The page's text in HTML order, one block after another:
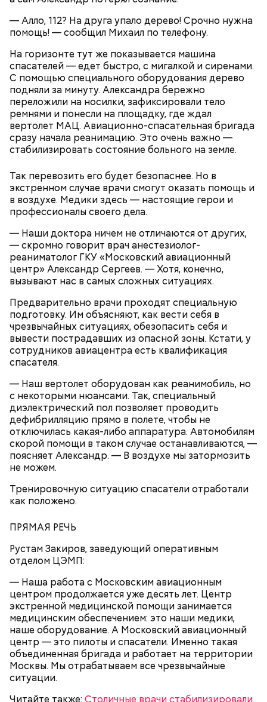
— Алло, 112? На друга упало дерево! Срочно нужна
помощь! — сообщил Михаил по телефону.
На горизонте тут же показывается машина
спасателей — едет быстро, с мигалкой и сиренами.
С помощью специального оборудования дерево
подняли за минуту. Александра бережно
переложили на носилки, зафиксировали тело
ремнями и понесли на площадку, где ждал
вертолет МАЦ. Авиационно-спасательная бригада
сразу начала реанимацию. Это очень важно —
стабилизировать состояние больного на земле.
Так перевозить его будет безопаснее. Но в
экстренном случае врачи смогут оказать помощь и
в воздухе. Медики здесь — настоящие герои и
профессионалы своего дела.
— Наши доктора ничем не отличаются от других,
— скромно говорит врач анестезиолог-
реаниматолог ГКУ «Московский авиационный
центр» Александр Сергеев. — Хотя, конечно,
вызывают нас в самых сложных ситуациях.
Предварительно врачи проходят специальную
подготовку. Им объясняют, как вести себя в
чрезвычайных ситуациях, обезопасить себя и
вывести пострадавших из опасной зоны. Кстати, у
сотрудников авиацентра есть квалификация
спасателя.
— Наш вертолет оборудован как реанимобиль, но
с некоторыми нюансами. Так, специальный
диэлектрический пол позволяет проводить
дефибрилляцию прямо в полете, чтобы не
отключилась какая-либо аппаратура. Автомобилям
скорой помощи в таком случае останавливаются, —
поясняет Александр. — В воздухе мы затормозить
не можем.
Тренировочную ситуацию спасатели отработали
как положено.
ПРЯМАЯ РЕЧЬ
Рустам Закиров, заведующий оперативным
отделом ЦЭМП:
— Наша работа с Московским авиационным
центром продолжается уже десять лет. Центр
экстренной медицинской помощи занимается
медицинским обеспечением: это наши медики,
наше оборудование. А Московский авиационный
центр — это пилоты и спасатели. Именно такая
объединенная бригада и работает на территории
Москвы. Мы отрабатываем все чрезвычайные
ситуации.
Читайте также: Столичные врачи стабилизировали
Читайте также:Фанерные щиты в виде
полицейских появились на пешеходных переходах
Москвы
программу реновации, транспортное развитие,
создание спортивных, социальных и коммерческих
объектов. В рамках форума показаны проекты,
которые не только предоставляют многочисленные
возможности для потенциального сотрудничества
с инвесторами, но и являются символами
градостроительного, промышленного и
инвестиционного развития города.
В Москве разворачивается крупнейшая программа
по реновации ветхих пятиэтажек, в которых
проживают более миллиона человек. Мы
обсуждаем также вопросы, связанные с
благоустройством, затрагиваем и темы здорового
города, посмотрим, как разные технологии влияют
на состояние горожан.
Продолжительность жизни
Время, проходящее от запроса до приезда скорой
помощи к пациенту, в Москве самое маленькое
среди всех городов мира. Хотя делать это в
условиях города, перегруженного транспортом,
сложно. Но мы создаем выделенные полосы,
контролируем работу светофоров. Однако не
только оперативность помогает сохранить
здоровье и жизнь горожан.
чувствуют себя востребованными.